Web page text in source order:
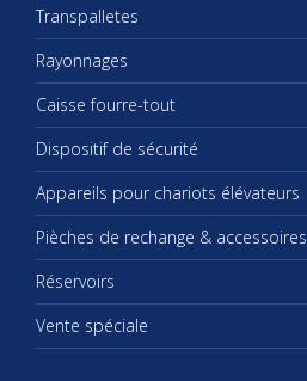
Trans­pal­letes
Rayon­nages
Caisse fourre-tout
Dis­po­si­tif de sécu­rité
Appa­reils pour cha­riots élé­va­teurs
Pièches de rechange & acces­soires
Réser­voirs
Vente spé­ciale